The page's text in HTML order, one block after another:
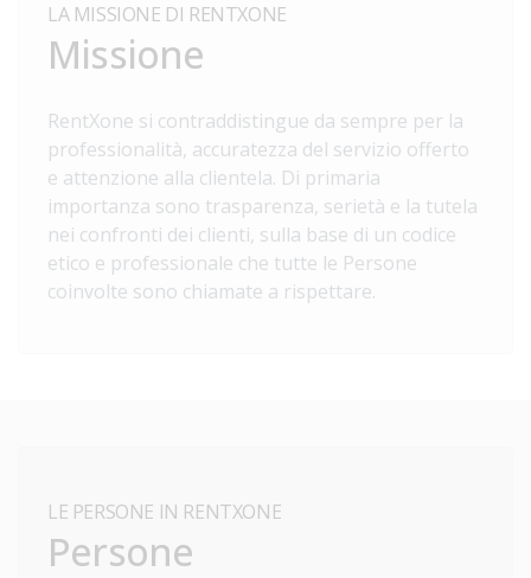
LA MISSIONE DI RENTXONE
Missione
RentXone si contraddistingue da sempre per la
professionalità, accuratezza del servizio offerto
e attenzione alla clientela. Di primaria
importanza sono trasparenza, serietà e la tutela
nei confronti dei clienti, sulla base di un codice
etico e professionale che tutte le Persone
coinvolte sono chiamate a rispettare.
LE PERSONE IN RENTXONE
Persone